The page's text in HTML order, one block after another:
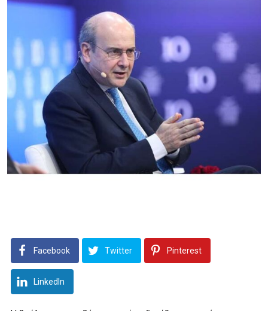
Facebook Twitter Pinterest
LinkedIn